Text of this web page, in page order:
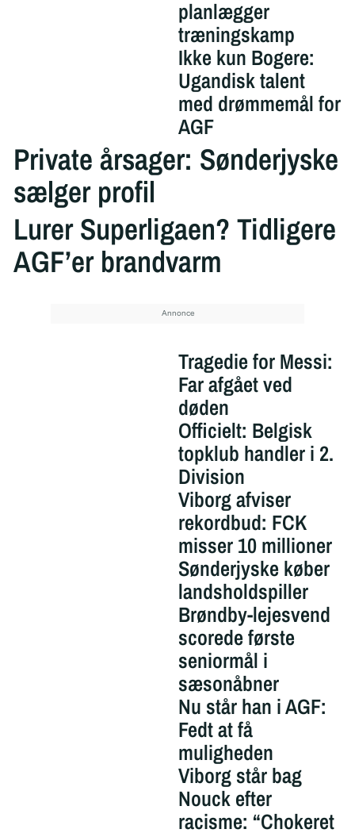
planlægger
træningskamp
Ikke kun Bogere:
Ugandisk talent
med drømmemål for
AGF
Private årsager: Sønderjyske
sælger profil
Lurer Superligaen? Tidligere
AGF’er brandvarm
Tragedie for Messi:
Far afgået ved
døden
Officielt: Belgisk
topklub handler i 2.
Division
Viborg afviser
rekordbud: FCK
misser 10 millioner
Sønderjyske køber
landsholdspiller
Brøndby-lejesvend
scorede første
seniormål i
sæsonåbner
Nu står han i AGF:
Fedt at få
muligheden
Viborg står bag
Nouck efter
racisme: “Chokeret